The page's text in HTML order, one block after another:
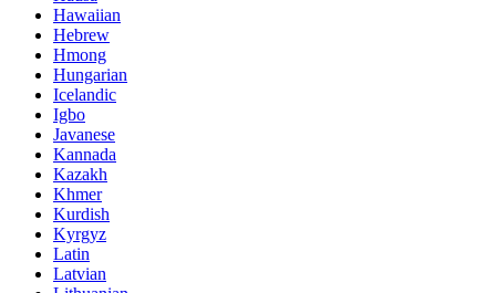
Hawaiian
Hebrew
Hmong
Hungarian
Icelandic
Igbo
Javanese
Kannada
Kazakh
Khmer
Kurdish
Kyrgyz
Latin
Latvian